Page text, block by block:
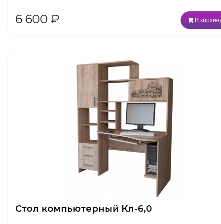
6 600 ₽ В
Стол компьютерный Кл-6,0